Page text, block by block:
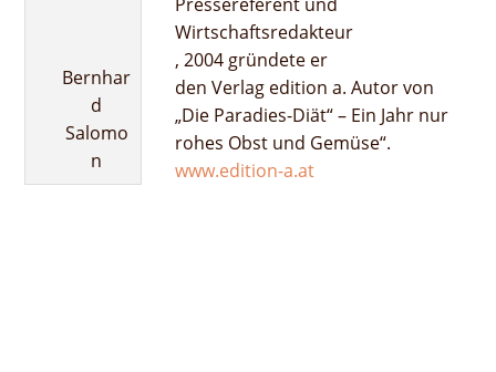
Bernhar
d
Salomo
n
Wirtschaftsredakteur
, 2004 gründete er
den Verlag edition a. Autor von
„Die Paradies-Diät“ – Ein Jahr nur
rohes Obst und Gemüse“.
www.edition-a.at